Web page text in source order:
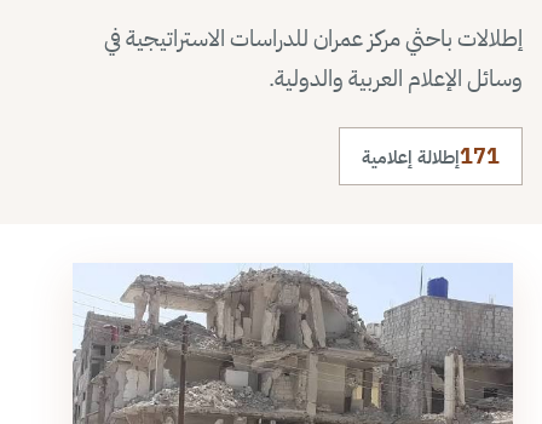
إطلالات باحثي مركز عمران للدراسات الاستراتيجية في
وسائل الإعلام العربية والدولية.
171إطلالة إعلامية